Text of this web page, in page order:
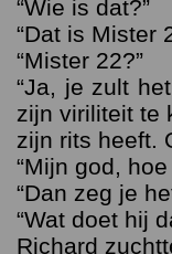
“Wie is dat?”
“Dat is Mister
“Mister 22?”
“Ja, je zult
zijn viriliteit te
zijn rits heeft.
“Mijn god,
“Dan zeg je
“Wat doet hij
Richard